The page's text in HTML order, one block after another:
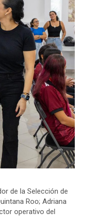
de la Selección de
Roo; Adriana
operativo del